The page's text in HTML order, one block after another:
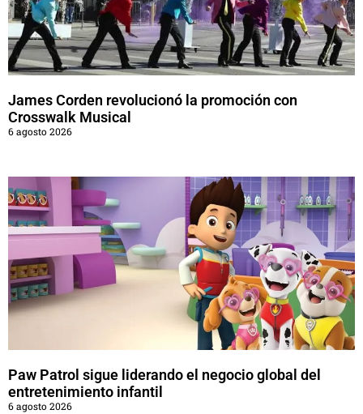
James Corden revolucionó la promoción con
Crosswalk Musical
6 agosto 2026
Paw Patrol sigue liderando el negocio global del
entretenimiento infantil
6 agosto 2026